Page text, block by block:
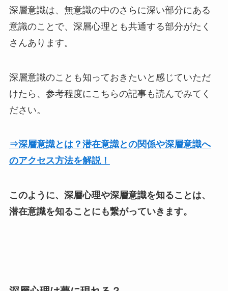
深層意識は、無意識の中のさらに深い部分にある
意識のことで、深層心理とも共通する部分がたく
さんあります。
深層意識のことも知っておきたいと感じていただ
けたら、参考程度にこちらの記事も読んでみてく
ださい。
⇒深層意識とは？潜在意識との関係や深層意識へ
のアクセス方法を解説！
このように、深層心理や深層意識を知ることは、
潜在意識を知ることにも繋がっていきます。